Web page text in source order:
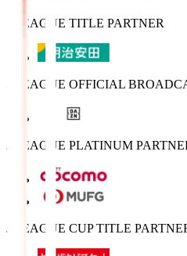
J.LEAGUE TITLE PARTNER
J.LEAGUE OFFICIAL
J.LEAGUE PLATINUM
J.LEAGUE CUP TITLE